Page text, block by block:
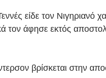
είδε τον Νιγηριανό
τον άφησε εκτός
βρίσκεται στην